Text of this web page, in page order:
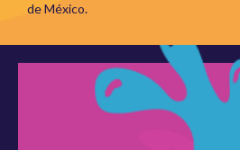
de México.